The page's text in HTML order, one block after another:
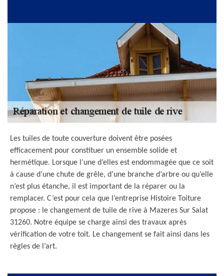
Les tuiles de toute couverture doivent être posées
efficacement pour constituer un ensemble solide et
hermétique. Lorsque l’une d’elles est endommagée que ce soit
à cause d’une chute de grêle, d’une branche d’arbre ou qu’elle
n’est plus étanche, il est important de la réparer ou la
remplacer. C’est pour cela que l’entreprise Histoire Toiture
propose : le changement de tuile de rive à Mazeres Sur Salat
31260. Notre équipe se charge ainsi des travaux après
vérification de votre toit. Le changement se fait ainsi dans les
règles de l’art.